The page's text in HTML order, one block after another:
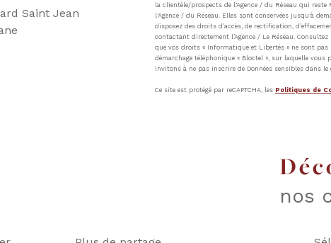
Saint Jean
la clientèle/prospects de l'Agence / du Réseau qui
l'Agence / du Réseau. Elles sont conservées jusqu'à
disposez des droits d’accès, de rectification,
contactant directement l’Agence / Le Réseau. Consultez
que vos droits « Informatique et Libertés » ne sont pas
démarchage téléphonique « Bloctel », sur laquelle vous
invitons à ne pas inscrire de Données sensibles dans le
Ce site est protégé par reCAPTCHA, les Politiques de
nos